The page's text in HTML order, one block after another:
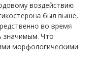
воздействию
был выше,
во время
значимым. Что
морфологическими